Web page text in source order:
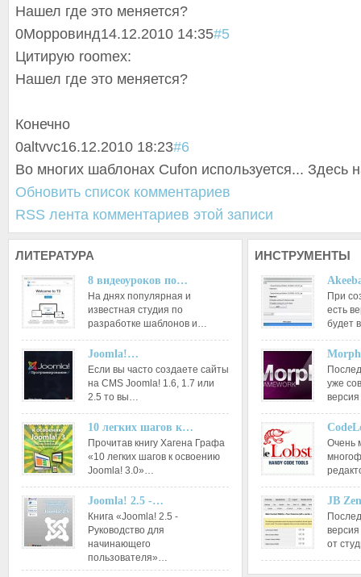
Нашел где это меняется?
0Морровинд14.12.2010 14:35#5
Цитирую roomex:
Нашел где это меняется?
Конечно
0altvvc16.12.2010 18:23#6
Во многих шаблонах Cufon используется... Здесь
Обновить список комментариев
RSS лента комментариев этой записи
ЛИТЕРАТУРА
8 видеоуроков по…
На днях популярная и
известная студия по
разработке шаблонов и…
Joomla!…
Если вы часто создаете сайты
на CMS Joomla! 1.6, 1.7 или
2.5 то вы…
10 легких шагов к…
Прочитав книгу Хагена Графа
«10 легких шагов к освоению
Joomla! 3.0»…
Joomla! 2.5 -…
Книга «Joomla! 2.5 -
Руководство для
начинающего
пользователя»…
ИНСТРУМЕНТЫ
При
есть
будет
уже
Очень
JB
от